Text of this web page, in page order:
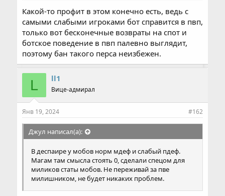
Какой-то профит в этом конечно есть, ведь с
самыми слабыми игроками бот справится в пвп,
только вот бесконечные возвраты на спот и
ботское поведение в пвп палевно выглядит,
поэтому бан такого перса неизбежен.
L ll1
Вице-адмирал
Янв 19, 2024 #162
Джул написал(а):
В деспаире у мобов норм мдеф и слабый пдеф.
Магам там смысла стоять 0, сделали спецом для
миликов статы мобов. Не переживай за пве
милишником, не будет никаких проблем.